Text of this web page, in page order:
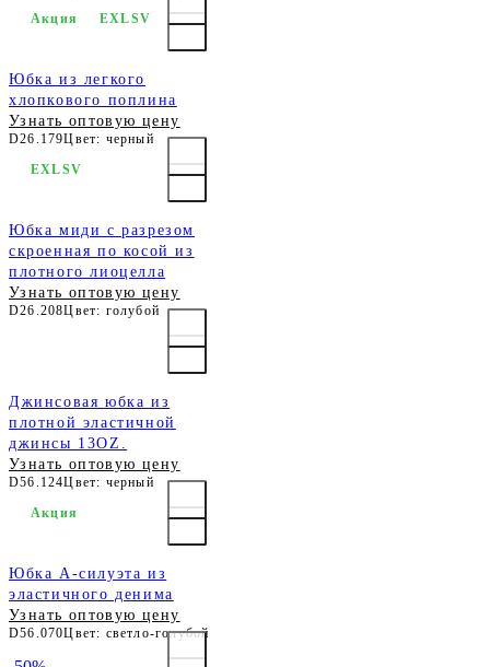
Юбка из легкого
хлопкового поплина
Узнать оптовую цену
D26.179Цвет: черный
Акция EXLSV
Юбка миди с разрезом
скроенная по косой из
плотного лиоцелла
Узнать оптовую цену
D26.208Цвет: голубой
EXLSV
Джинсовая юбка из
плотной эластичной
джинсы 13OZ.
Узнать оптовую цену
D56.124Цвет: черный
Юбка А-силуэта из
эластичного денима
Узнать оптовую цену
D56.070Цвет: светло-голубой
Акция